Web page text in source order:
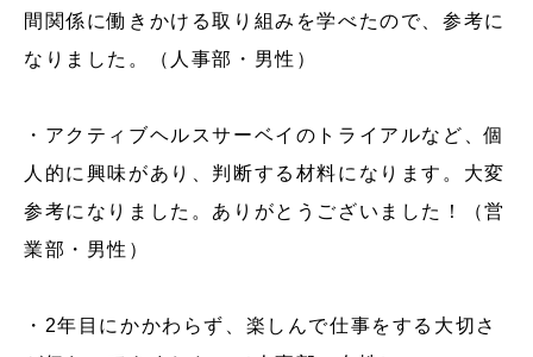
間関係に働きかける取り組みを学べたので、参考に
なりました。（人事部・男性）
・アクティブヘルスサーベイのトライアルなど、個
人的に興味があり、判断する材料になります。大変
参考になりました。ありがとうございました！（営
業部・男性）
・2年目にかかわらず、楽しんで仕事をする大切さ